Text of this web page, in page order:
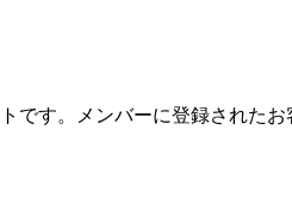
です。メンバーに登録された